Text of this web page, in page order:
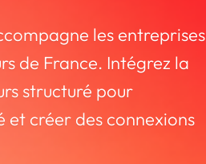
les entreprises
de France. Intégrez la
structuré pour
créer des connexions